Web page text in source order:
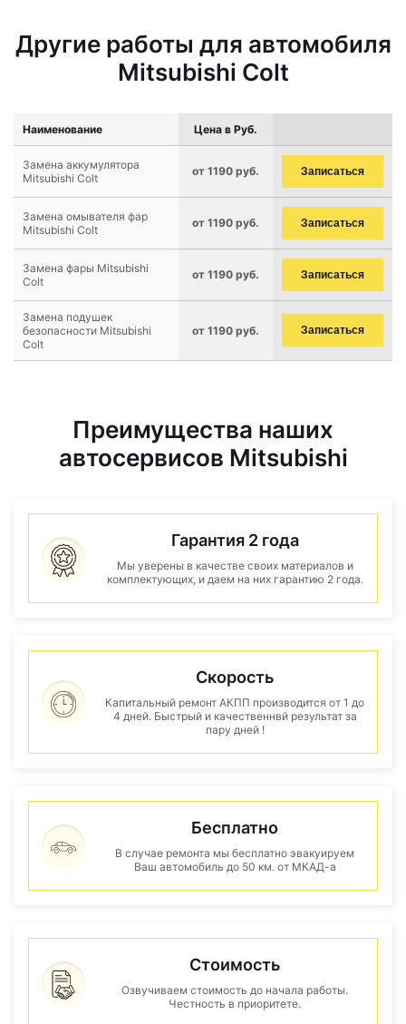
Другие работы для автомобиля
Mitsubishi Colt
Наименование Цена в Руб.
Замена аккумулятора
Mitsubishi Colt
от 1190 руб. Записаться
Замена омывателя фар
Mitsubishi Colt
от 1190 руб. Записаться
Замена фары Mitsubishi
Colt
от 1190 руб. Записаться
Замена подушек
безопасности Mitsubishi
Colt
от 1190 руб. Записаться
Преимущества наших
автосервисов Mitsubishi
Гарантия 2 года
Мы уверены в качестве своих материалов и
комплектующих, и даем на них гарантию 2 года.
Скорость
Капитальный ремонт АКПП производится от 1 до
4 дней. Быстрый и качественнвй результат за
пару дней !
Бесплатно
В случае ремонта мы бесплатно эвакуируем
Ваш автомобиль до 50 км. от МКАД-а
Стоимость
Озвучиваем стоимость до начала работы.
Честность в приоритете.